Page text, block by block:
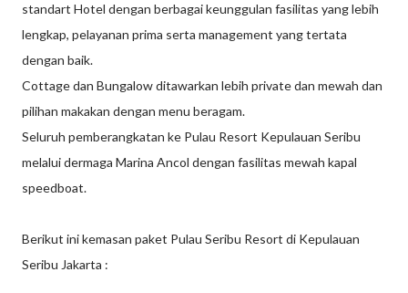
standart Hotel dengan berbagai keunggulan fasilitas yang lebih
lengkap, pelayanan prima serta management yang tertata
dengan baik.
Cottage dan Bungalow ditawarkan lebih private dan mewah dan
pilihan makakan dengan menu beragam.
Seluruh pemberangkatan ke Pulau Resort Kepulauan Seribu
melalui dermaga Marina Ancol dengan fasilitas mewah kapal
speedboat.
Berikut ini kemasan paket Pulau Seribu Resort di Kepulauan
Seribu Jakarta :